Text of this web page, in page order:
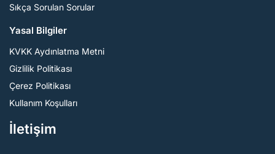
Sıkça Sorulan Sorular
Yasal Bilgiler
KVKK Aydınlatma Metni
Gizlilik Politikası
Çerez Politikası
Kullanım Koşulları
İletişim